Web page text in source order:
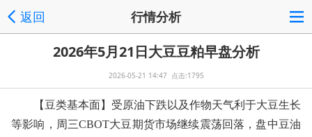
返回 行情分析
2026年5月21日大豆豆粕早盘分析
2026-05-21 14:47 点击:1795
【豆类基本面】受原油下跌以及作物天气利于大豆生长
等影响，周三CBOT大豆期货市场继续震荡回落，盘中豆油